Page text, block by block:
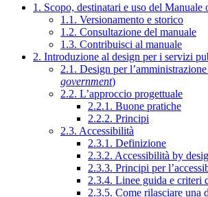
1. Scopo, destinatari e uso del Manuale
1.1. Versionamento e storico
1.2. Consultazione del manuale
1.3. Contribuisci al manuale
2. Introduzione al design per i servizi
2.1. Design per
government)
2.2. L’approccio progettuale
2.2.1. Buone pratiche
2.2.2. Principi
2.3. Accessibilità
2.3.1. Definizione
2.3.2. Accessibilità by
2.3.3. Principi per
2.3.4. Linee guida e criteri
2.3.5. Come rilasciare una